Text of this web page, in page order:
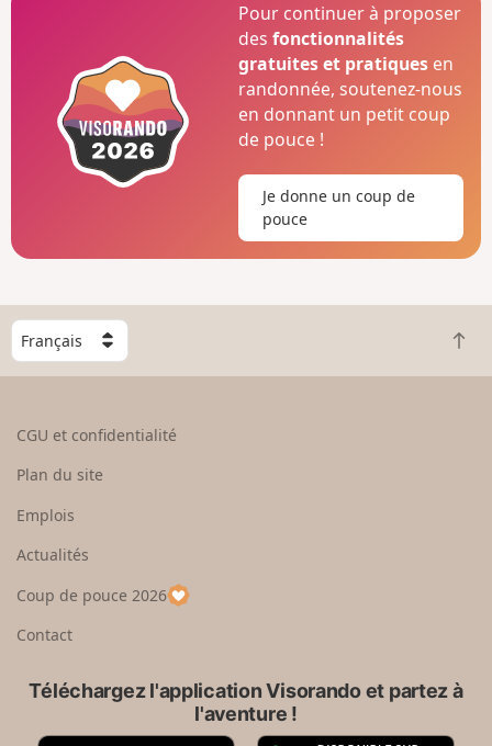
Pour continuer à proposer
desfonctionnalités
gratuites et pratiques en
randonnée, soutenez-nous
en donnant un petit coup
de pouce !
Je donne un coup de
pouce
C
h
o
e
u
p
a
R
e
CGU et confidentialité
Plan du site
Emplois
Actualités
Coup de pouce 2026
Contact
Téléchargez l'application Visorando et partez à
l'aventure !